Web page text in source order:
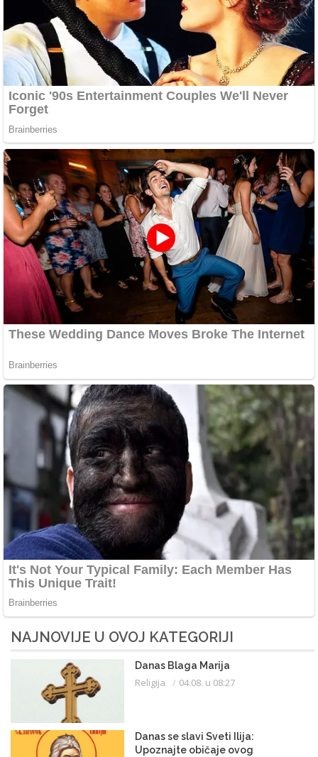
NAJNOVIJE U OVOJ KATEGORIJI
Danas Blaga Marija
Religija 04.08. u 08:27
Danas se slavi Sveti Ilija:
Upoznajte običaje ovog